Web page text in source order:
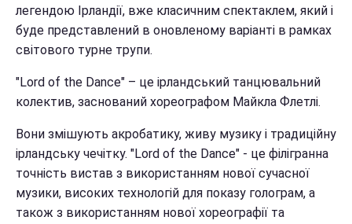
легендою Ірландії, вже класичним спектаклем, який і
буде представлений в оновленому варіанті в рамках
світового турне трупи.
"Lord of the Dance" – це ірландський танцювальний
колектив, заснований хореографом Майкла Флетлі.
Вони змішують акробатику, живу музику і традиційну
ірландську чечітку. "Lord of the Dance" - це філігранна
точність вистав з використанням нової сучасної
музики, високих технологій для показу голограм, а
також з використанням нової хореографії та